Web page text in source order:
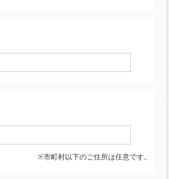
※市町村以下のご住所は任意です。